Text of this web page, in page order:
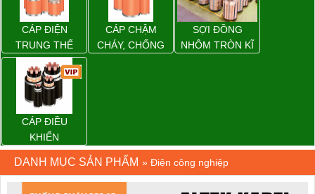
CÁP ĐIỆN
TRUNG THẾ
CÁP CHẬM
CHÁY, CHỐNG
SỢI ĐỒNG
NHÔM TRÒN KĨ
CÁP ĐIỀU
KHIỂN
DANH MỤC SẢN PHẨM » Điện công nghiệp